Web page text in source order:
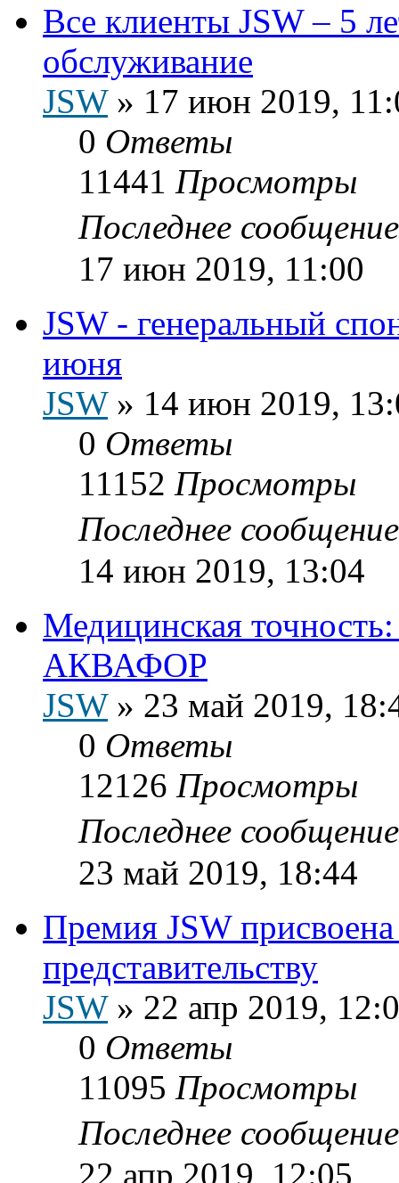
Все клиенты JSW – 5
обслуживание
JSW» 17 июн 2019,
0 Ответы
11441 Просмотры
Последнее
17 июн 2019, 11:00
JSW - генеральный
июня
JSW» 14 июн 2019,
0 Ответы
11152 Просмотры
Последнее
14 июн 2019, 13:04
Медицинская
АКВАФОР
JSW» 23 май 2019,
0 Ответы
12126 Просмотры
Последнее
23 май 2019, 18:44
Премия JSW
представительству
JSW» 22 апр 2019,
0 Ответы
11095 Просмотры
Последнее
22 апр 2019, 12:05